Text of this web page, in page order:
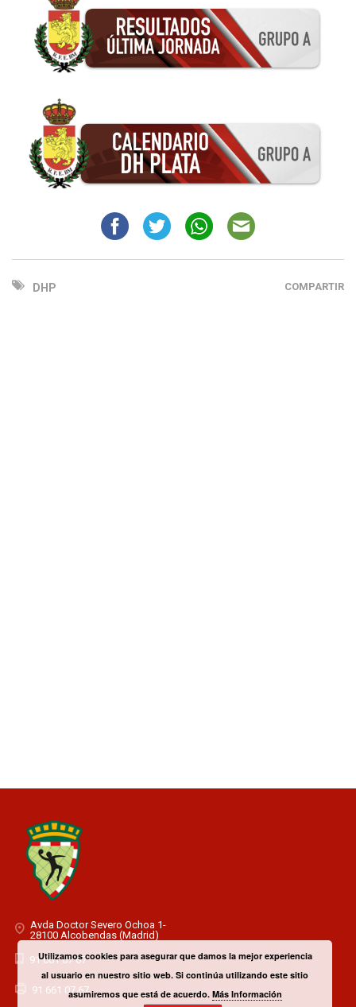
DHP COMPARTIR
Avda Doctor Severo Ochoa 1-
28100 Alcobendas (Madrid)
91 661 07 67
91 661 07 67
Utilizamos cookies para asegurar que damos la mejor experiencia
al usuario en nuestro sitio web. Si continúa utilizando este sitio
asumiremos que está de acuerdo. Más Información